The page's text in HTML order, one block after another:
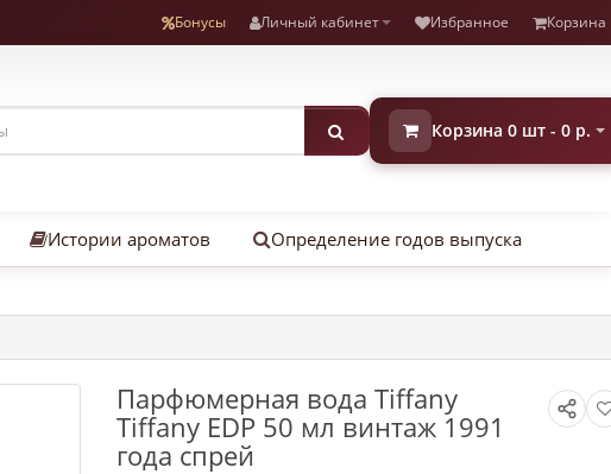
Бонусы Личный кабинет Избранное Корзина
Корзина 0 шт - 0 р.
Истории ароматов Определение годов выпуска
Парфюмерная вода Tiffany
Tiffany EDP 50 мл винтаж 1991
года спрей